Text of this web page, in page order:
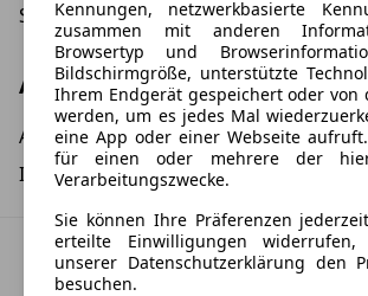
Spurhalteassistent
Andere
Alufelgen
Isofix
Umwelt &
Kennungen, netzwerkbasierte
zusammen mit anderen
Browsertyp und
Bildschirmgröße, unterstützte
Ihrem Endgerät gespeichert oder von
werden, um es jedes Mal
eine App oder einer Webseite
für einen oder mehrere der
Verarbeitungszwecke.
Sie können Ihre Präferenzen
erteilte Einwilligungen
unserer Datenschutzerklärung den
besuchen.